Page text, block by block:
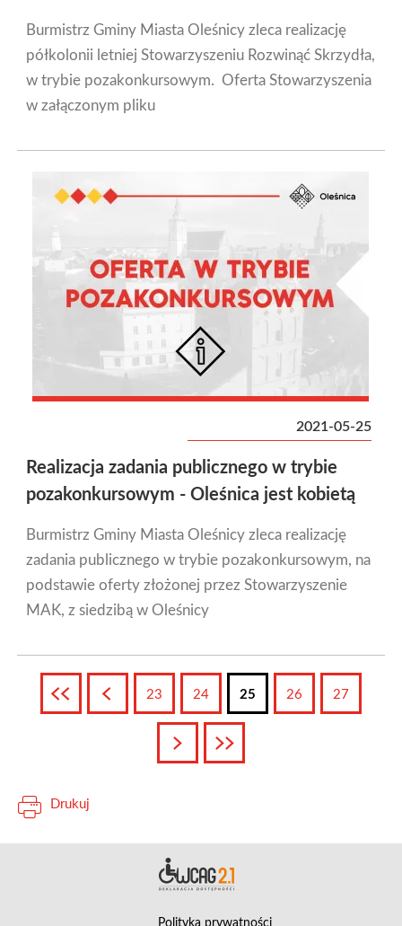
Burmistrz Gminy Miasta Oleśnicy zleca realizację
półkolonii letniej Stowarzyszeniu Rozwinąć Skrzydła,
w trybie pozakonkursowym. Oferta Stowarzyszenia
w załączonym pliku
2021-05-25
Realizacja zadania publicznego w trybie
pozakonkursowym - Oleśnica jest kobietą
Burmistrz Gminy Miasta Oleśnicy zleca realizację
zadania publicznego w trybie pozakonkursowym, na
podstawie oferty złożonej przez Stowarzyszenie
MAK, z siedzibą w Oleśnicy
Pierwsza Poprzednia
23 24 25 26 27
Następna
Drukuj